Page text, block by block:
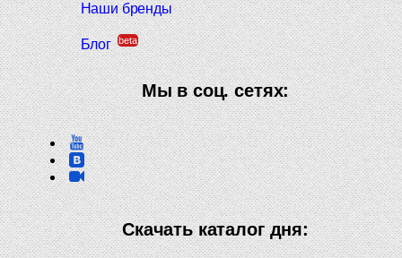
Наши бренды
Блог beta
Мы в соц. сетях:
Скачать каталог дня: